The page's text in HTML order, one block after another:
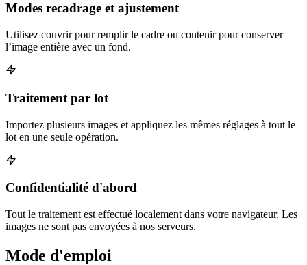
Modes recadrage et ajustement
Utilisez couvrir pour remplir le cadre ou contenir pour conserver
l’image entière avec un fond.
Traitement par lot
Importez plusieurs images et appliquez les mêmes réglages à tout le
lot en une seule opération.
Confidentialité d'abord
Tout le traitement est effectué localement dans votre navigateur. Les
images ne sont pas envoyées à nos serveurs.
Mode d'emploi